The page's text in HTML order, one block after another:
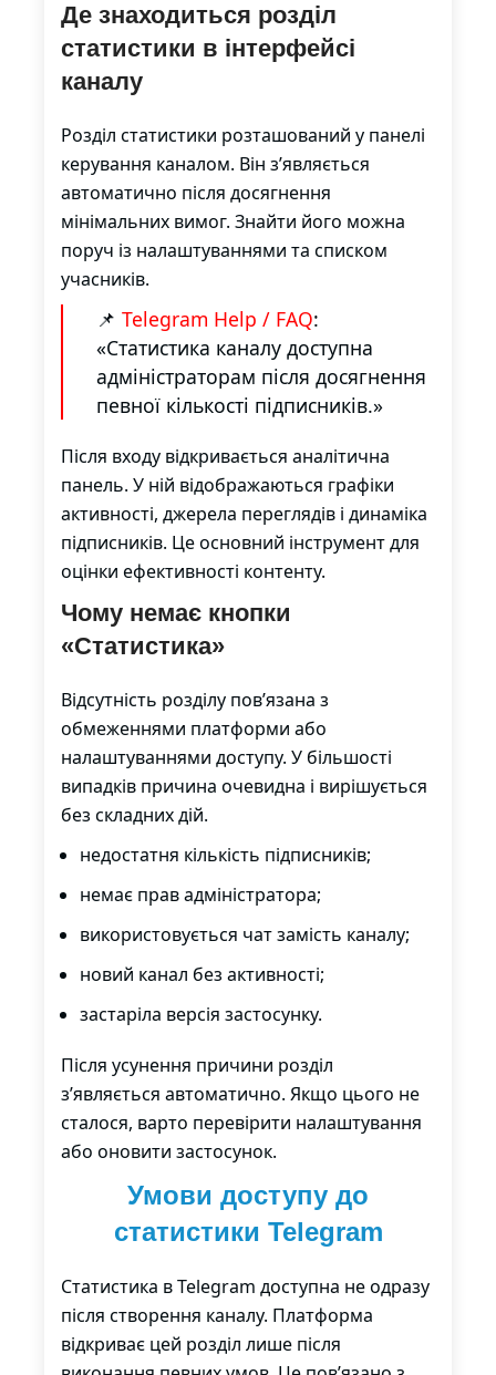
Де знаходиться розділ
статистики в інтерфейсі
каналу
Розділ статистики розташований у панелі
керування каналом. Він з’являється
автоматично після досягнення
мінімальних вимог. Знайти його можна
поруч із налаштуваннями та списком
учасників.
📌 Telegram Help / FAQ:
«Статистика каналу доступна
адміністраторам після досягнення
певної кількості підписників.»
Після входу відкривається аналітична
панель. У ній відображаються графіки
активності, джерела переглядів і динаміка
підписників. Це основний інструмент для
оцінки ефективності контенту.
Чому немає кнопки
«Статистика»
Відсутність розділу пов’язана з
обмеженнями платформи або
налаштуваннями доступу. У більшості
випадків причина очевидна і вирішується
без складних дій.
недостатня кількість підписників;
немає прав адміністратора;
використовується чат замість каналу;
новий канал без активності;
застаріла версія застосунку.
Після усунення причини розділ
з’являється автоматично. Якщо цього не
сталося, варто перевірити налаштування
або оновити застосунок.
Умови доступу до
статистики Telegram
Статистика в Telegram доступна не одразу
після створення каналу. Платформа
відкриває цей розділ лише після